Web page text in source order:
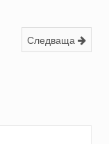
Следваща